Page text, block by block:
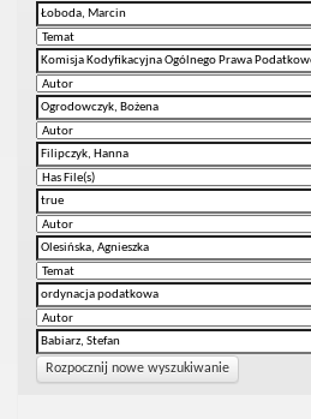
Rozpocznij nowe wyszukiwanie